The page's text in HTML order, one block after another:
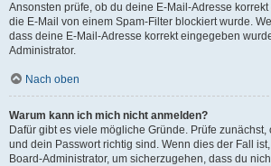
Ansonsten prüfe, ob du deine E-Mail-Adresse
die E-Mail von einem Spam-Filter blockiert wurde.
dass deine E-Mail-Adresse korrekt eingegeben
Administrator.
Nach oben
Warum kann ich mich nicht anmelden?
Dafür gibt es viele mögliche Gründe. Prüfe
und dein Passwort richtig sind. Wenn dies der Fall
Board-Administrator, um sicherzugehen, dass du